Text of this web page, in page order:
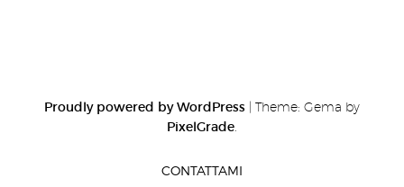
Proudly powered by WordPress Theme: Gema by
PixelGrade
CONTATTAMI